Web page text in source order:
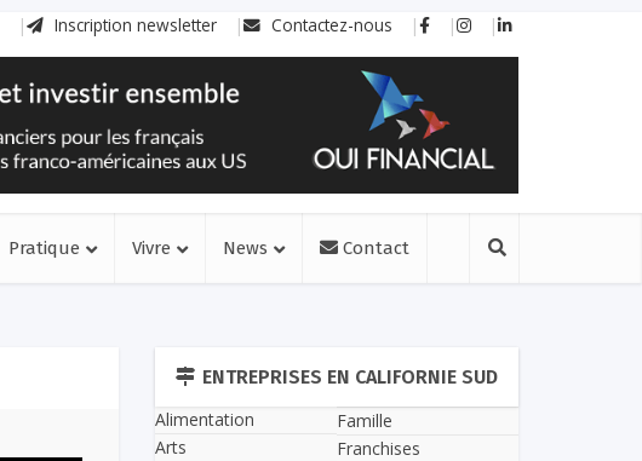
Inscription newsletter Contactez-nous
Pratique Vivre News Contact
ENTREPRISES EN CALIFORNIE SUD
Alimentation
Arts
Famille
Franchises